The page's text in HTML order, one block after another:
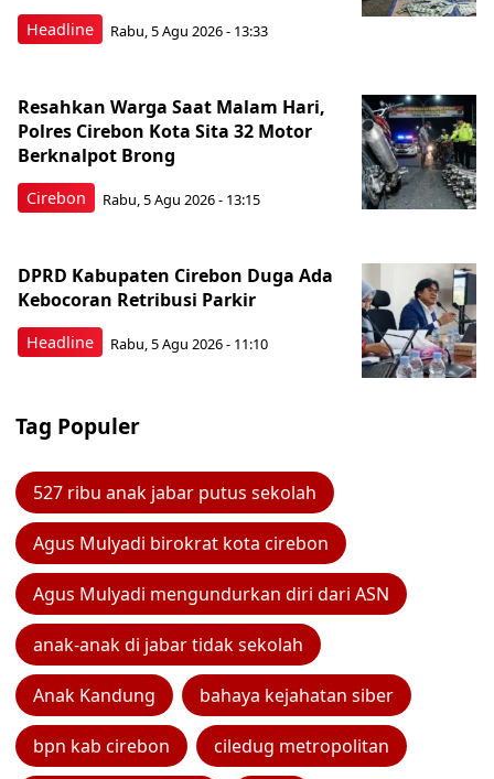
Headline Rabu, 5 Agu 2026 - 13:33
Cirebon
Resahkan Warga Saat Malam Hari,
Polres Cirebon Kota Sita 32 Motor
Berknalpot Brong
Rabu, 5 Agu 2026 - 13:15
Headline
DPRD Kabupaten Cirebon Duga Ada
Kebocoran Retribusi Parkir
Rabu, 5 Agu 2026 - 11:10
Tag Populer
527 ribu anak jabar putus sekolah
Agus Mulyadi birokrat kota cirebon
Agus Mulyadi mengundurkan diri dari ASN
anak-anak di jabar tidak sekolah
Anak Kandung bahaya kejahatan siber
bpn kab cirebon ciledug metropolitan